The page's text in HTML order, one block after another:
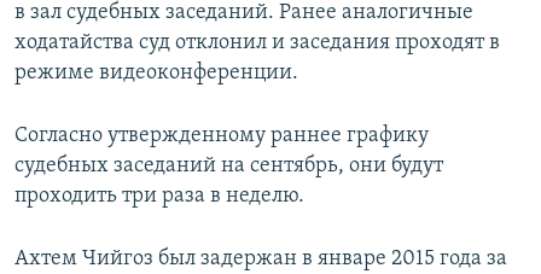
в зал судебных заседаний. Ранее аналогичные
ходатайства суд отклонил и заседания проходят в
режиме видеоконференции.
Согласно утвержденному раннее графику
судебных заседаний на сентябрь, они будут
проходить три раза в неделю.
Ахтем Чийгоз был задержан в январе 2015 года за